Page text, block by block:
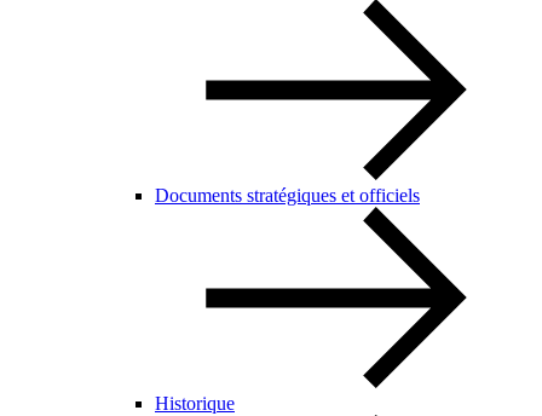
Documents stratégiques et officiels
Historique